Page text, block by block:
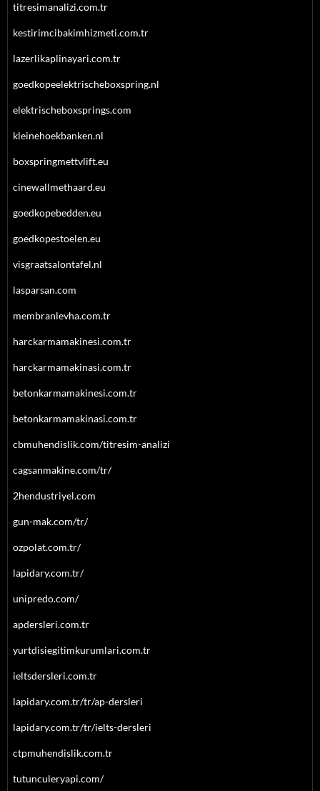
titresimanalizi.com.tr
kestirimcibakimhizmeti.com.tr
lazerlikaplinayari.com.tr
goedkopeelektrischeboxspring.nl
elektrischeboxsprings.com
kleinehoekbanken.nl
boxspringmettvlift.eu
cinewallmethaard.eu
goedkopebedden.eu
goedkopestoelen.eu
visgraatsalontafel.nl
lasparsan.com
membranlevha.com.tr
harckarmamakinesi.com.tr
harckarmamakinasi.com.tr
betonkarmamakinesi.com.tr
betonkarmamakinasi.com.tr
cbmuhendislik.com/titresim-analizi
cagsanmakine.com/tr/
2hendustriyel.com
gun-mak.com/tr/
ozpolat.com.tr/
lapidary.com.tr/
unipredo.com/
apdersleri.com.tr
yurtdisiegitimkurumlari.com.tr
ieltsdersleri.com.tr
lapidary.com.tr/tr/ap-dersleri
lapidary.com.tr/tr/ielts-dersleri
ctpmuhendislik.com.tr
tutunculeryapi.com/